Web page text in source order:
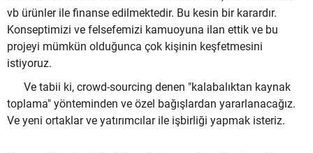
vb ürünler ile finanse edilmektedir. Bu kesin bir karardır.
Konseptimizi ve felsefemizi kamuoyuna ilan ettik ve bu
projeyi mümkün olduğunca çok kişinin keşfetmesini
istiyoruz.
Ve tabii ki, crowd-sourcing denen "kalabalıktan kaynak
toplama" yönteminden ve özel bağışlardan yararlanacağız.
Ve yeni ortaklar ve yatırımcılar ile işbirliği yapmak isteriz.